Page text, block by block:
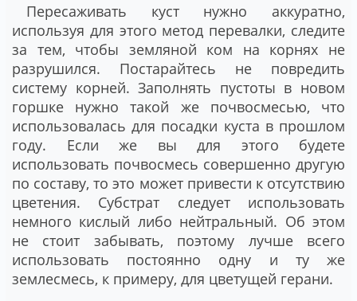
Пересаживать куст нужно аккуратно,
используя для этого метод перевалки, следите
за тем, чтобы земляной ком на корнях не
разрушился. Постарайтесь не повредить
систему корней. Заполнять пустоты в новом
горшке нужно такой же почвосмесью, что
использовалась для посадки куста в прошлом
году. Если же вы для этого будете
использовать почвосмесь совершенно другую
по составу, то это может привести к отсутствию
цветения. Субстрат следует использовать
немного кислый либо нейтральный. Об этом
не стоит забывать, поэтому лучше всего
использовать постоянно одну и ту же
землесмесь, к примеру, для цветущей герани.